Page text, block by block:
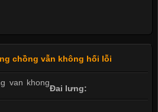
chồng vẫn không hối lỗi
Đai lưng: